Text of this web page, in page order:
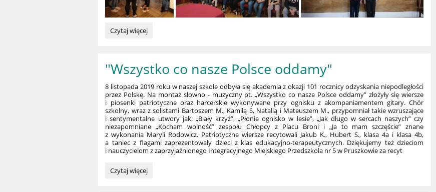
Wycieczka
Czytaj więcej
"Wszystko co nasze Polsce oddamy"
8 listopada 2019 roku w naszej szkole odbyła się akademia z okazji 101 rocznicy odzyskania niepodległości
przez Polskę. Na montaż słowno - muzyczny pt. „Wszystko co nasze Polsce oddamy” złożyły się wiersze
i piosenki patriotyczne oraz harcerskie wykonywane przy ognisku z akompaniamentem gitary. Chór
szkolny, wraz z solistami Bartoszem M., Kamilą S, Natalią i Mateuszem M., przypomniał takie wzruszające
i sentymentalne utwory jak: „Biały krzyż”, „Płonie ognisko w lesie”, „Jak długo w sercach naszych” czy
niezapomniane „Kocham wolność” zespołu Chłopcy z Placu Broni i „Ja to mam szczęście” znane
z wykonania Maryli Rodowicz. Patriotyczne wiersze recytowali Jakub K., Hubert S., klasa 4a i klasa 4b,
a taniec z flagami zaprezentowały dzieci z klas edukacyjno-terapeutycznych. Dziękujemy też dzieciom
i nauczycielom z zaprzyjaźnionego Integracyjnego Miejskiego Przedszkola nr 5 w Pruszkowie za recyt
"Wszystko
Czytaj więcej